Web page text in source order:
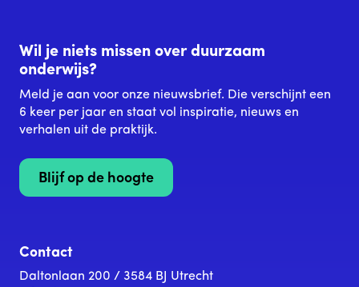
Wil je niets missen over duurzaam
onderwijs?
Meld je aan voor onze nieuwsbrief. Die verschijnt een
6 keer per jaar en staat vol inspiratie, nieuws en
verhalen uit de praktijk.
Blijf op de hoogte
Contact
Daltonlaan 200 / 3584 BJ Utrecht